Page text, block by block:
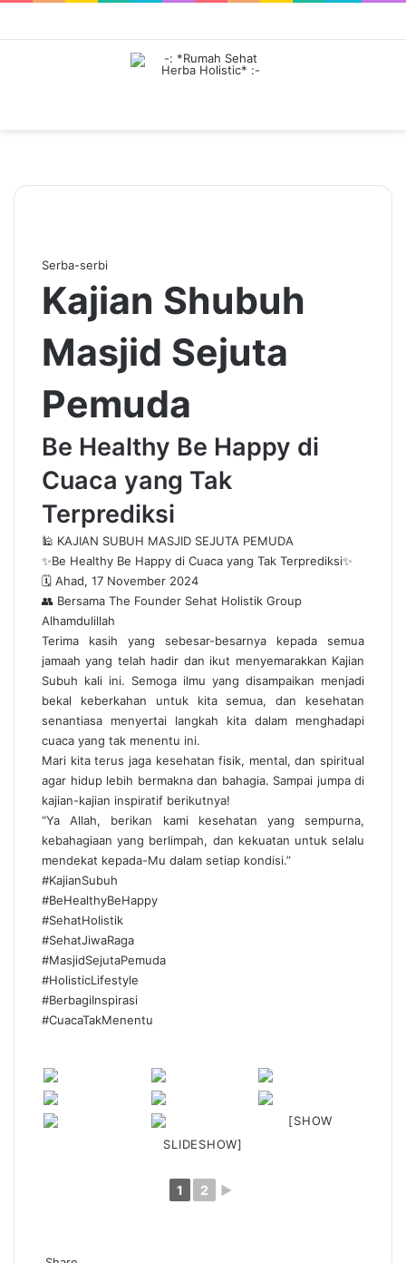
Serba-serbi
Kajian Shubuh
Masjid Sejuta
Pemuda
Be Healthy Be Happy di
Cuaca yang Tak
Terprediksi
🕌 KAJIAN SUBUH MASJID SEJUTA PEMUDA
✨Be Healthy Be Happy di Cuaca yang Tak Terprediksi✨
🗓 Ahad, 17 November 2024
👥 Bersama The Founder Sehat Holistik Group
Alhamdulillah
Terima kasih yang sebesar-besarnya kepada semua
jamaah yang telah hadir dan ikut menyemarakkan Kajian
Subuh kali ini. Semoga ilmu yang disampaikan menjadi
bekal keberkahan untuk kita semua, dan kesehatan
senantiasa menyertai langkah kita dalam menghadapi
cuaca yang tak menentu ini.
Mari kita terus jaga kesehatan fisik, mental, dan spiritual
agar hidup lebih bermakna dan bahagia. Sampai jumpa di
kajian-kajian inspiratif berikutnya!
“Ya Allah, berikan kami kesehatan yang sempurna,
kebahagiaan yang berlimpah, dan kekuatan untuk selalu
mendekat kepada-Mu dalam setiap kondisi.”
#KajianSubuh
#BeHealthyBeHappy
#SehatHolistik
#SehatJiwaRaga
#MasjidSejutaPemuda
#HolisticLifestyle
#BerbagiInspirasi
#CuacaTakMenentu
[SHOW
SLIDESHOW]
1 2 ►